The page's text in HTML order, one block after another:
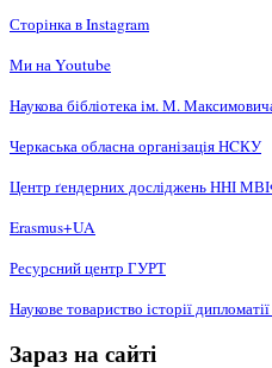
Сторінка в Instagram
Ми на Youtube
Наукова бібліотека ім. М.
Черкаська обласна організація НCКУ
Центр ґендерних досліджень ННІ
Erasmus+UA
Ресурсний центр ГУРТ
Наукове товариство історії
Зараз на сайті